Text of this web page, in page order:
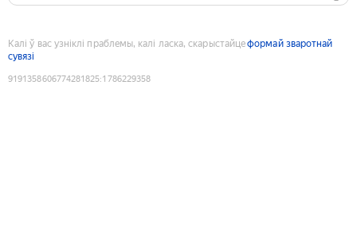
Калі ў вас узніклі праблемы, калі ласка, скарыстайцеформай зваротнай
сувязі
9191358606774281825:1786229358